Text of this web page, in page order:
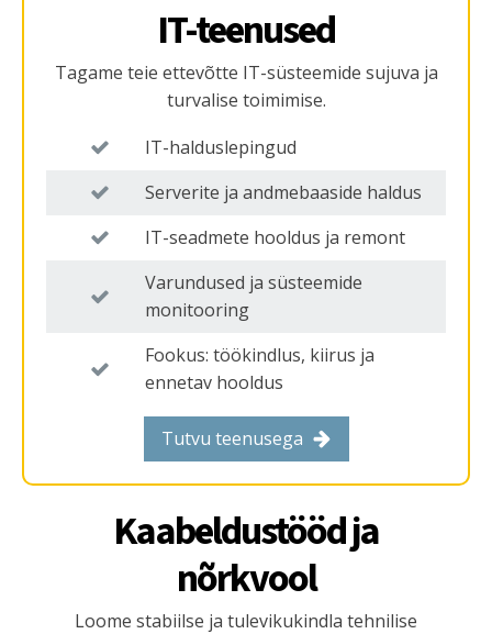
IT-teenused
Tagame teie ettevõtte IT-süsteemide sujuva ja
turvalise toimimise.
IT-halduslepingud
Serverite ja andmebaaside haldus
IT-seadmete hooldus ja remont
Varundused ja süsteemide
monitooring
Fookus: töökindlus, kiirus ja
ennetav hooldus
Tutvu teenusega
Kaabeldustööd ja
nõrkvool
Loome stabiilse ja tulevikukindla tehnilise